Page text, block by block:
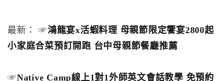
最新： ☞鴻龍宴x活蝦料理 母親節限定饗宴2800起
小家庭合菜預訂開跑 台中母親節餐廳推薦
☞Native Camp線上1對1外師英文會話教學 免預約